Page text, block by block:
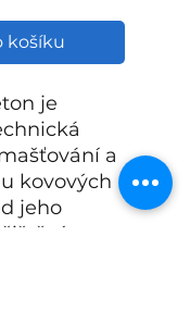
košíku
je
a
kovových
jeho